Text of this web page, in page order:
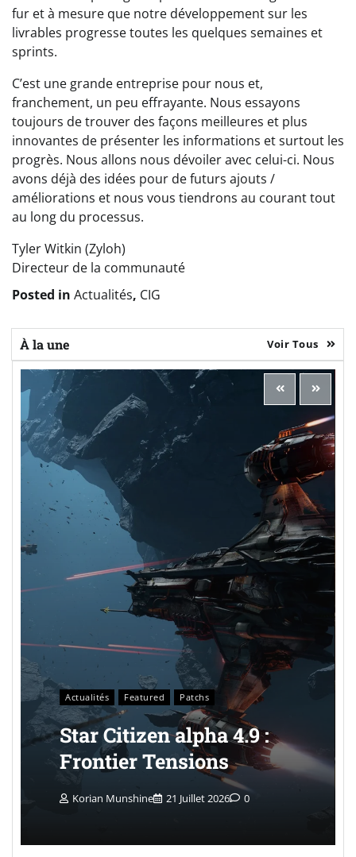
fur et à mesure que notre développement sur les
livrables progresse toutes les quelques semaines et
sprints.
C’est une grande entreprise pour nous et,
franchement, un peu effrayante. Nous essayons
toujours de trouver des façons meilleures et plus
innovantes de présenter les informations et surtout les
progrès. Nous allons nous dévoiler avec celui-ci. Nous
avons déjà des idées pour de futurs ajouts /
améliorations et nous vous tiendrons au courant tout
au long du processus.
Tyler Witkin (Zyloh)
Directeur de la communauté
Posted in Actualités, CIG
À la une Voir Tous
Actualités Featured Patchs
Star Citizen alpha 4.9 :
Frontier Tensions
Korian Munshine 21 Juillet 2026 0